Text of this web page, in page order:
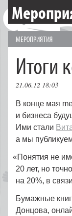
МЕРОПРИЯТИЯ
Итоги
21.06.12 18:03
В конце мая
и бизнеса
Ими стали
а мы
«Понятия не
20 лет, но
на 20%, в
Бумажные
Донцова,